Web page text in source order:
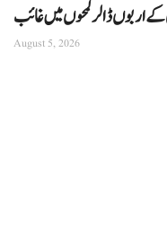
کے اربوں ڈالر لمحوں میں غائب
August 5, 2026